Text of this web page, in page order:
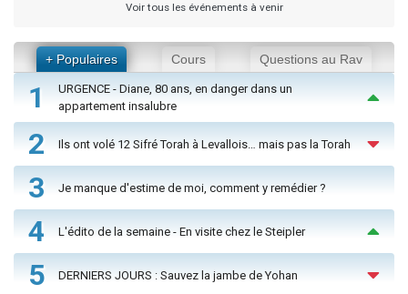
Voir tous les événements à venir
+ Populaires Cours Questions au Rav
1
URGENCE - Diane, 80 ans, en danger dans un
appartement insalubre
2 Ils ont volé 12 Sifré Torah à Levallois… mais pas la Torah
3 Je manque d'estime de moi, comment y remédier ?
4 L'édito de la semaine - En visite chez le Steipler
5 DERNIERS JOURS : Sauvez la jambe de Yohan